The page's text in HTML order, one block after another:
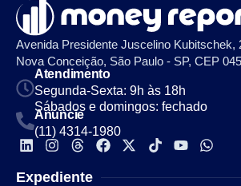
Avenida Presidente Juscelino Kubitschek,
Nova Conceição, São Paulo - SP, CEP
Atendimento
Segunda-Sexta: 9h às 18h
Sábados e domingos: fechado
Anuncie
(11) 4314-1980
Expediente